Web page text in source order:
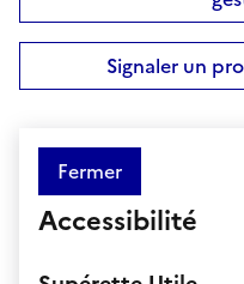
Signaler un
Fermer
Accessibilité